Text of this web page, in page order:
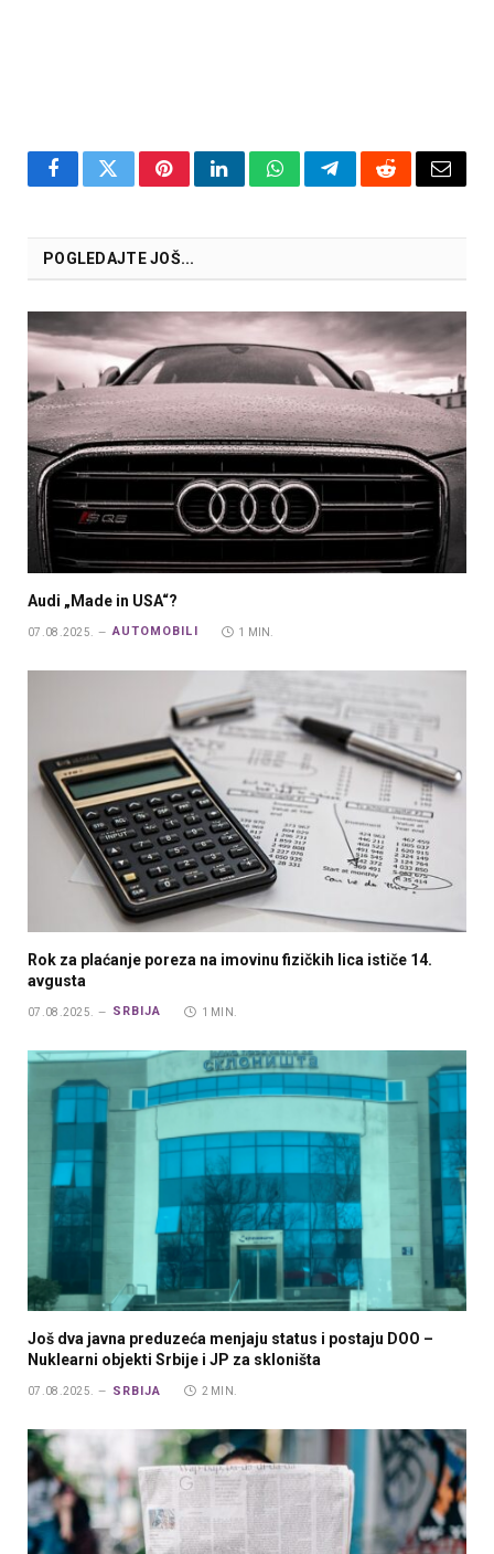
FacebookTwitterPinterestLinkedInWhatsAppTelegramRedditEmail
POGLEDAJTE JOŠ...
Audi „Made in USA“?
07.08.2025. AUTOMOBILI 1 MIN.
Rok za plaćanje poreza na imovinu fizičkih lica ističe 14.
avgusta
07.08.2025. SRBIJA 1 MIN.
Još dva javna preduzeća menjaju status i postaju DOO –
Nuklearni objekti Srbije i JP za skloništa
07.08.2025. SRBIJA 2 MIN.